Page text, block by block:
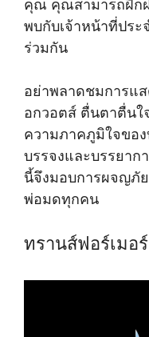
คุณ คุณสามารถฝึก
พบกับเจ้าหน้าที่ประ
ร่วมกัน
อย่าพลาดชมการแ
อกวอตส์ ตื่นตาตื่นใ
ความภาคภูมิใจขอ
บรรจงและบรรยา
นี้จึงมอบการผจญภั
พ่อมดทุกคน
ทรานส์ฟอร์เมอ